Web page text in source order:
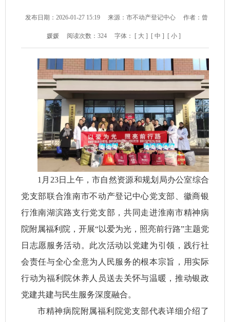
发布日期：2026-01-27 15:19 来源：市不动产登记中心 作者：曾
媛媛 阅读次数： 324 字体： [ 大 ] [ 中 ] [ 小 ]
1月23日上午，市自然资源和规划局办公室综合
党支部联合淮南市不动产登记中心党支部、徽商银
行淮南湖滨路支行党支部，共同走进淮南市精神病
院附属福利院，开展“以爱为光，照亮前行路”主题党
日志愿服务活动。此次活动以党建为引领，践行社
会责任与全心全意为人民服务的根本宗旨，用实际
行动为福利院休养人员送去关怀与温暖，推动银政
党建共建与民生服务深度融合。
市精神病院附属福利院党支部代表详细介绍了